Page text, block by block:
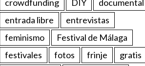
crowdfunding
DIY
documental
entrada libre
entrevistas
feminismo
Festival de Málaga
festivales
fotos frinje
gratis